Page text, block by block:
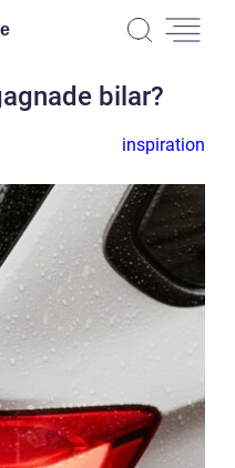
bilar?
inspiration